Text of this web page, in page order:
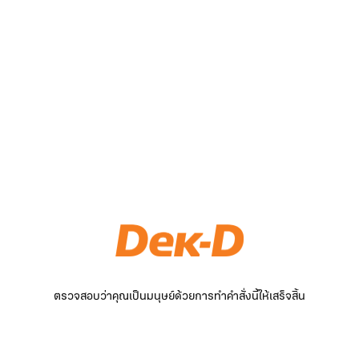
ตรวจสอบว่าคุณเป็นมนุษย์ด้วยการทำคำสั่งนี้ให้เสร็จสิ้น